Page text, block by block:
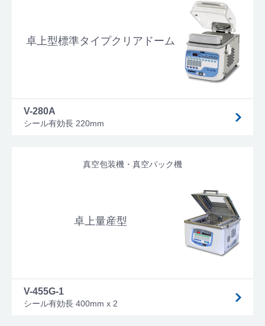
卓上型標準タイプクリアドーム
V-280A
シール有効長 220mm
真空包装機・真空パック機
卓上量産型
V-455G-1
シール有効長 400mm x 2